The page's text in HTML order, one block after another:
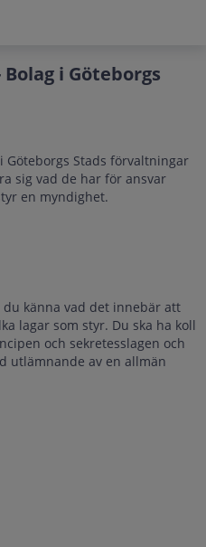
i Göteborgs
Stads förvaltningar
sig vad de har för ansvar
en myndighet.
känna vad det innebär att
lagar som styr. Du ska ha koll
och sekretesslagen och
utlämnande av en allmän